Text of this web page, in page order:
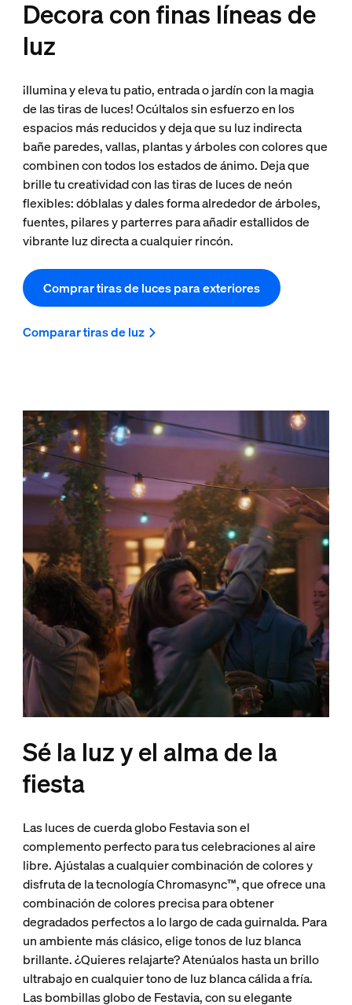
Decora con finas líneas de
luz
¡Ilumina y eleva tu patio, entrada o jardín con la magia
de las tiras de luces! Ocúltalos sin esfuerzo en los
espacios más reducidos y deja que su luz indirecta
bañe paredes, vallas, plantas y árboles con colores que
combinen con todos los estados de ánimo. Deja que
brille tu creatividad con las tiras de luces de neón
flexibles: dóblalas y dales forma alrededor de árboles,
fuentes, pilares y parterres para añadir estallidos de
vibrante luz directa a cualquier rincón.
Comprar tiras de luces para exteriores
Comparar tiras de luz
Sé la luz y el alma de la
fiesta
Las luces de cuerda globo Festavia son el
complemento perfecto para tus celebraciones al aire
libre. Ajústalas a cualquier combinación de colores y
disfruta de la tecnología Chromasync™, que ofrece una
combinación de colores precisa para obtener
degradados perfectos a lo largo de cada guirnalda. Para
un ambiente más clásico, elige tonos de luz blanca
brillante. ¿Quieres relajarte? Atenúalos hasta un brillo
ultrabajo en cualquier tono de luz blanca cálida a fría.
Las bombillas globo de Festavia, con su elegante